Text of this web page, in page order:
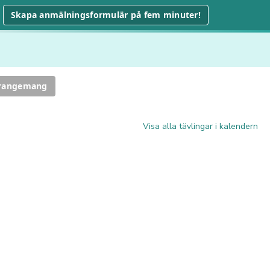
Skapa anmälningsformulär på fem minuter!
Visa alla tävlingar i kalendern